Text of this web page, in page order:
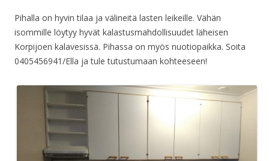
Pihalla on hyvin tilaa ja välineitä lasten leikeille. Vähän
isommille löytyy hyvät kalastusmahdollisuudet läheisen
Korpijoen kalavesissä. Pihassa on myös nuotiopaikka. Soita
0405456941/Ella ja tule tutustumaan kohteeseen!